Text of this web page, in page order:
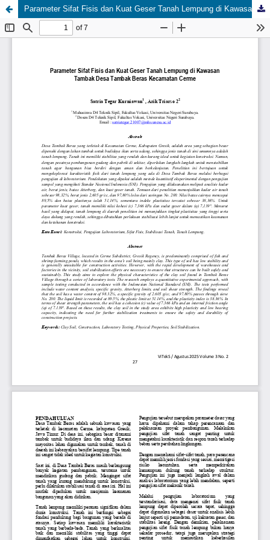
Parameter Sifat Fisis dan Kuat Geser Tanah Lempung di Kawasan Tambak Desa Tambak Beras Kecamatan Cerme